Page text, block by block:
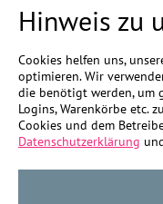
Hinweis zu
Cookies helfen uns,
optimieren. Wir
die benötigt werden, um
Logins, Warenkörbe etc.
Cookies und dem
Datenschutzerklärung